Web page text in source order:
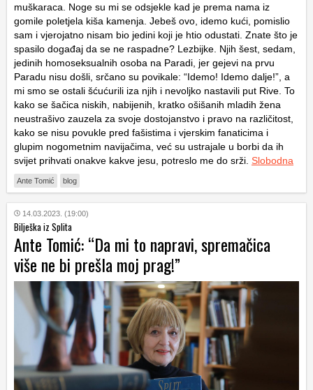
muškaraca. Noge su mi se odsjekle kad je prema nama iz
gomile poletjela kiša kamenja. Jebeš ovo, idemo kući, pomislio
sam i vjerojatno nisam bio jedini koji je htio odustati. Znate što je
spasilo događaj da se ne raspadne? Lezbijke. Njih šest, sedam,
jedinih homoseksualnih osoba na Paradi, jer gejevi na prvu
Paradu nisu došli, srčano su povikale: “Idemo! Idemo dalje!”, a
mi smo se ostali šćućurili iza njih i nevoljko nastavili put Rive. To
kako se šačica niskih, nabijenih, kratko ošišanih mladih žena
neustrašivo zauzela za svoje dostojanstvo i pravo na različitost,
kako se nisu povukle pred fašistima i vjerskim fanaticima i
glupim nogometnim navijačima, već su ustrajale u borbi da ih
svijet prihvati onakve kakve jesu, potreslo me do srži. Slobodna
Ante Tomić blog
14.03.2023. (19:00)
Bilješka iz Splita
Ante Tomić: “Da mi to napravi, spremačica
više ne bi prešla moj prag!”